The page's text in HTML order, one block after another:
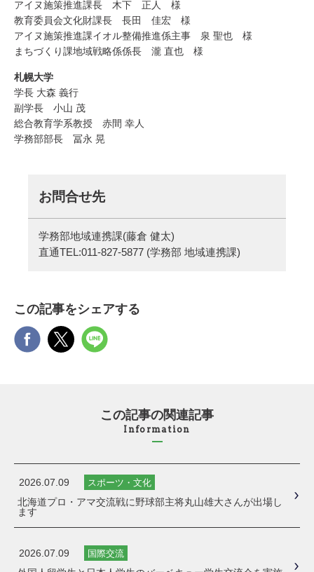
アイヌ施策推進課長 木下 正人 様
教育委員会文化財課長 長田 佳宏 様
アイヌ施策推進課イオル整備推進係主事 泉 聖也 様
まちづくり課地域戦略係係長 瀧 直也 様
札幌大学
学長 大森 義行
副学長 小山 茂
総合教育学系教授 赤間 幸人
学務部部長 冨永 晃
お問合せ先
学務部地域連携課(藤倉 健太)
直通TEL:011-827-5877 (学務部 地域連携課)
この記事をシェアする
この記事の関連記事
Information
2026.07.09 スポーツ・文化
北海道プロ・アマ交流戦に野球部主将丸山雄大さんが出場し
ます
2026.07.09 国際交流